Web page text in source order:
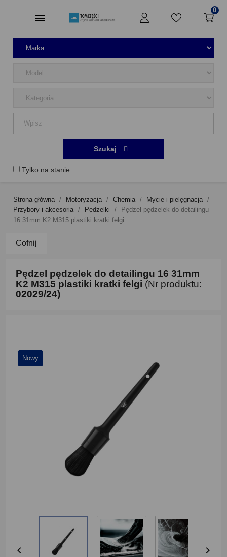
0
Tylko na stanie
Szukaj
Strona główna Motoryzacja Chemia
Mycie i pielęgnacja
Przybory i akcesoria
Pędzelki
Pędzel pędzelek do detailingu
16 31mm K2 M315 plastiki kratki felgi
Cofnij
Pędzel pędzelek do detailingu 16 31mm
K2 M315 plastiki kratki felgi (Nr produktu:
02029/24)
Nowy
 